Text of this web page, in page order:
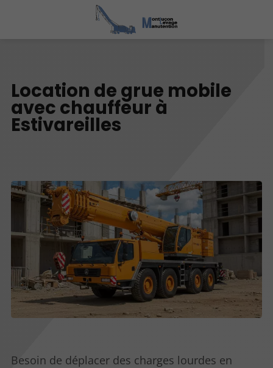
Location de grue mobile
avec chauffeur à
Estivareilles
Besoin de déplacer des charges lourdes en